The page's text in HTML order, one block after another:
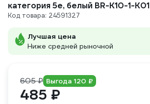
категория 5e, белый BR-K10-1-K01
Код товара: 24591327
Лучшая цена
Ниже средней рыночной
605 ₽ Выгода 120 ₽
485 ₽